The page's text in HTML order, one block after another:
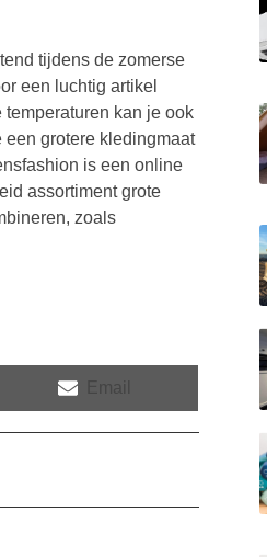
tijdens de zomerse
een luchtig artikel
kan je ook
grotere kledingmaat
is een online
assortiment grote
zoals
Email